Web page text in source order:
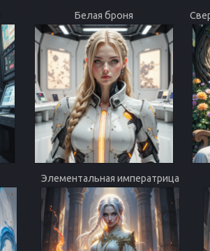
Белая броня
Элементальная императрица